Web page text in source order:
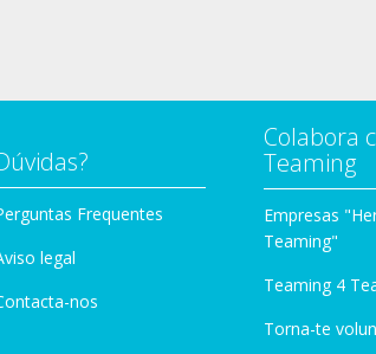
Frequentes
legal
nos
Colabora
Teaming
Empresas
Teaming"
Teaming 4
Torna-te